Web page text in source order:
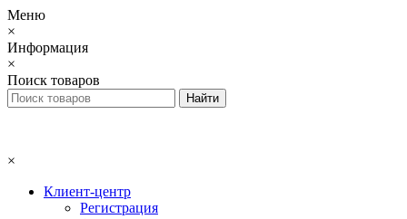
Меню
×
Информация
×
Поиск товаров
×
Клиент-центр
Регистрация